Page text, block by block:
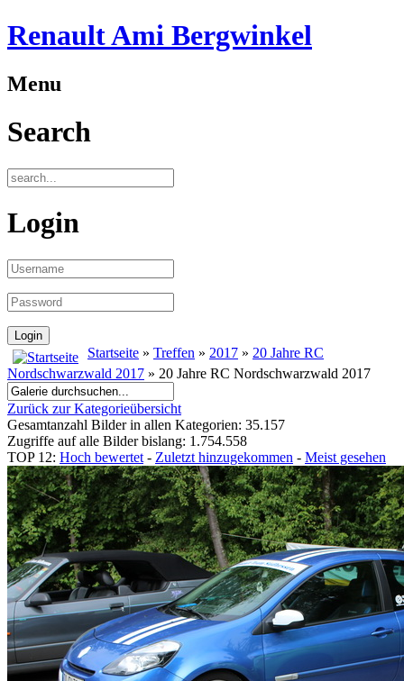
Renault Ami Bergwinkel
Menu
Search
Login
Startseite » Treffen » 2017 » 20 Jahre RC
Nordschwarzwald 2017 » 20 Jahre RC Nordschwarzwald 2017
Zurück zur Kategorieübersicht
Gesamtanzahl Bilder in allen Kategorien: 35.157
Zugriffe auf alle Bilder bislang: 1.754.558
TOP 12: Hoch bewertet - Zuletzt hinzugekommen - Meist gesehen